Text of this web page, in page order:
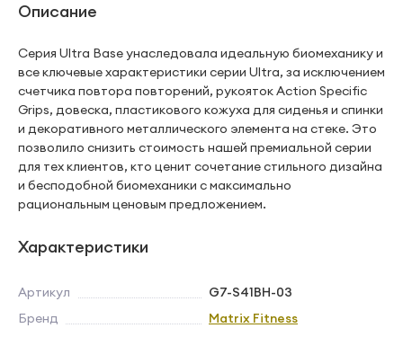
Описание
Серия Ultra Base унаследовала идеальную биомеханику и
все ключевые характеристики серии Ultra, за исключением
счетчика повтора повторений, рукояток Action Specific
Grips, довеска, пластикового кожуха для сиденья и спинки
и декоративного металлического элемента на стеке. Это
позволило снизить стоимость нашей премиальной серии
для тех клиентов, кто ценит сочетание стильного дизайна
и бесподобной биомеханики с максимально
рациональным ценовым предложением.
Характеристики
Артикул
G7-S41BH-03
Бренд
Matrix Fitness